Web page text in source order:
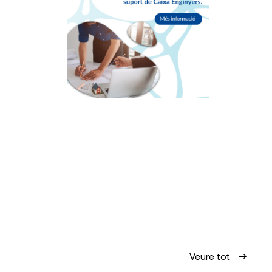
Veure tot